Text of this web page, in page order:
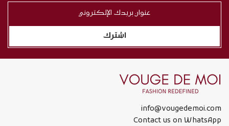
اشترك
info@vougedemoi.com
Contact us on WhatsApp